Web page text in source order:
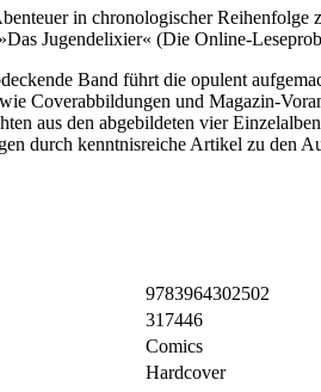
in chronologischer
Jugendelixier« (Die Online-
Band führt die opulent
Coverabbildungen und Magazin-
aus den abgebildeten vier
durch kenntnisreiche Artikel zu den
9783964302502
317446
Comics
Hardcover